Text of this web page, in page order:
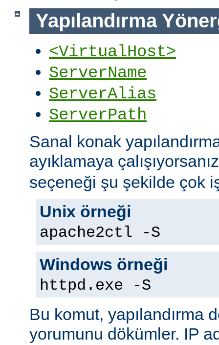
Yapılandırma
<VirtualHost>
ServerName
ServerAlias
ServerPath
Sanal konak
ayıklamaya
seçeneği şu şekilde çok
Unix örneği
apache2ctl -S
Windows örneği
httpd.exe -S
Bu komut, yapılandırma
yorumunu dökümler. IP